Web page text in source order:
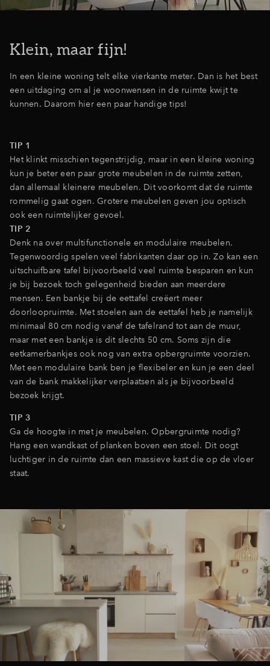
Klein, maar fijn!
In een kleine woning telt elke vierkante meter. Dan is het best
een uitdaging om al je woonwensen in de ruimte kwijt te
kunnen. Daarom hier een paar handige tips!
TIP 1
Het klinkt misschien tegenstrijdig, maar in een kleine woning
kun je beter een paar grote meubelen in de ruimte zetten,
dan allemaal kleinere meubelen. Dit voorkomt dat de ruimte
rommelig gaat ogen. Grotere meubelen geven jou optisch
ook een ruimtelijker gevoel.
TIP 2
Denk na over multifunctionele en modulaire meubelen.
Tegenwoordig spelen veel fabrikanten daar op in. Zo kan een
uitschuifbare tafel bijvoorbeeld veel ruimte besparen en kun
je bij bezoek toch gelegenheid bieden aan meerdere
mensen. Een bankje bij de eettafel creëert meer
doorloopruimte. Met stoelen aan de eettafel heb je namelijk
minimaal 80 cm nodig vanaf de tafelrand tot aan de muur,
maar met een bankje is dit slechts 50 cm. Soms zijn die
eetkamerbankjes ook nog van extra opbergruimte voorzien.
Met een modulaire bank ben je flexibeler en kun je een deel
van de bank makkelijker verplaatsen als je bijvoorbeeld
bezoek krijgt.
TIP 3
Ga de hoogte in met je meubelen. Opbergruimte nodig?
Hang een wandkast of planken boven een stoel. Dit oogt
luchtiger in de ruimte dan een massieve kast die op de vloer
staat.